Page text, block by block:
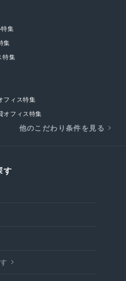
集
集
特集
フィス特集
オフィス特集
他のこだわり条件を見る
す